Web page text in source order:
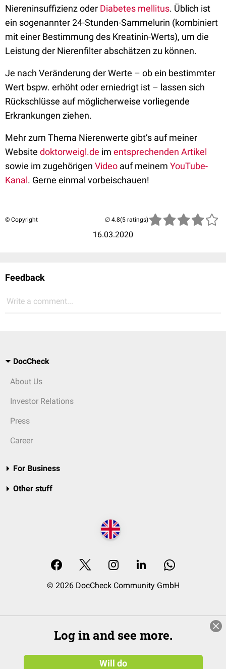
Niereninsuffizienz oder Diabetes mellitus. Üblich ist
ein sogenannter 24-Stunden-Sammelurin (kombiniert
mit einer Bestimmung des Kreatinin-Werts), um die
Leistung der Nierenfilter abschätzen zu können.
Je nach Veränderung der Werte – ob ein bestimmter
Wert bspw. erhöht oder erniedrigt ist – lassen sich
Rückschlüsse auf möglicherweise vorliegende
Erkrankungen ziehen.
Mehr zum Thema Nierenwerte gibt’s auf meiner
Website doktorweigl.de im entsprechenden Artikel
sowie im zugehörigen Video auf meinem YouTube-
Kanal. Gerne einmal vorbeischauen!
© Copyright
16.03.2020
(5 ratings)
Feedback
Write a comment...
DocCheck
About Us
Investor Relations
Press
Career
For Business
Other stuff
© 2026 DocCheck Community GmbH
Log in and see more.
Will do